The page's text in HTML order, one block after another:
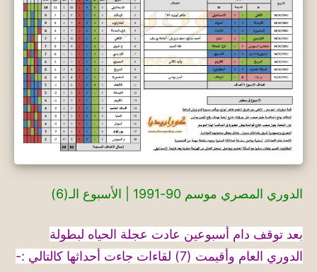
الدوري المصري موسم 90-1991 | الأسبوع الـ(6)
بعد توقف دام أسبوعين عادت عجلة الحياه لبطولة
الدوري العام وأقيمت (7) لقاءات جاءت أحداثها كالتالي :-